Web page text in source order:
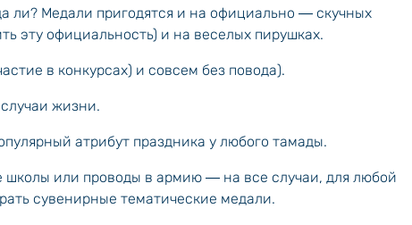
ли? Медали пригодятся и на официально ― скучных
эту официальность) и на веселых пирушках.
в конкурсах) и совсем без повода).
жизни.
атрибут праздника у любого тамады.
школы или проводы в армию ― на все случаи, для любой
сувенирные тематические медали.